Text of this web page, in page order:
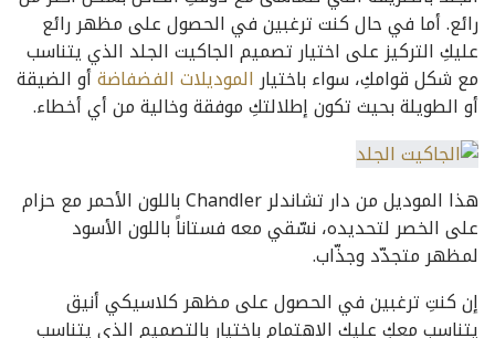
رائع. أما في حال كنت ترغبين في الحصول على مظهر رائع
عليكِ التركيز على اختيار تصميم الجاكيت الجلد الذي يتناسب
مع شكل قوامكِ، سواء باختيار الموديلات الفضفاضةأو الضيقة
أو الطويلة بحيث تكون إطلالتكِ موفقة وخالية من أي أخطاء.
هذا الموديل من دار تشاندلر Chandler باللون الأحمر مع حزام
على الخصر لتحديده، نسّقي معه فستاناً باللون الأسود
لمظهر متجدّد وجذّاب.
إن كنتِ ترغبين في الحصول على مظهر كلاسيكي أنيق
يتناسب معكِ عليك الاهتمام باختيار بالتصميم الذي يتناسب